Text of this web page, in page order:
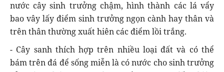
nước cây sinh trưởng chậm, hình thành các lá vẩy
bao vây lấy điểm sinh trưởng ngọn cành hay thân và
trên thân thường xuất hiên các điểm lồi trắng.
- Cây sanh thích hợp trên nhiều loại đất và có thể
bám trên đá để sống miễn là có nước cho sinh trưởng